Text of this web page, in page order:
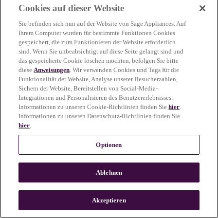
more information)
n
Cookies auf dieser Website
Sie befinden sich nun auf der Website von Sage Appliances. Auf
Ihrem Computer wurden für bestimmte Funktionen Cookies
gespeichert, die zum Funktionieren der Website erforderlich
sind. Wenn Sie unbeabsichtigt auf diese Seite gelangt sind und
das gespeicherte Cookie löschen möchten, befolgen Sie bitte
dieseAnweisungen. Wir verwenden Cookies und Tags für die
Funktionalität der Website, Analyse unserer Besucherzahlen,
Sichern der Website, Bereitstellen von Social-Media-
Integrationen und Personalisieren des Benutzererlebnisses.
Informationen zu unseren Cookie-Richtlinien finden Siehier.
Informationen zu unseren Datenschutz-Richtlinien finden Sie
hier.
Optionen
Ablehnen
Akzeptieren